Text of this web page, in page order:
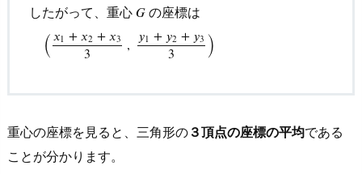
したがって、重心𝐺の座標は
(𝑥1 + 𝑥2 +𝑥3
3 ,
𝑦1 + 𝑦2 + 𝑦3
3 )
重心の座標を見ると、三角形の３頂点の座標の平均である
ことが分かります。